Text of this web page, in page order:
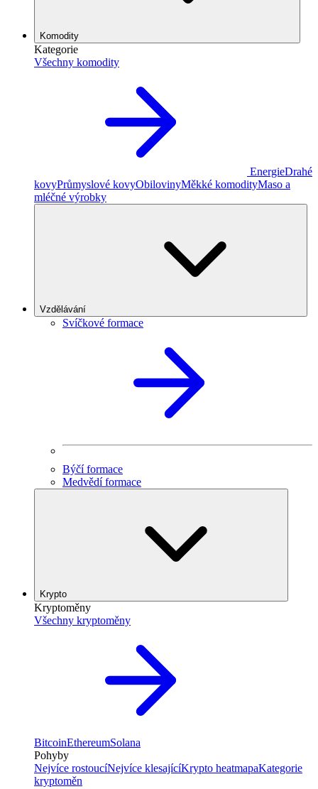
Komodity
Kategorie
Všechny komodity
EnergieDrahé
kovyPrůmyslové kovyObilovinyMěkké komodityMaso a
mléčné výrobky
Vzdělávání
Svíčkové formace
Býčí formace
Medvědí formace
Krypto
Kryptoměny
Všechny kryptoměny
BitcoinEthereumSolana
Pohyby
Nejvíce rostoucíNejvíce klesajícíKrypto heatmapaKategorie
kryptoměn